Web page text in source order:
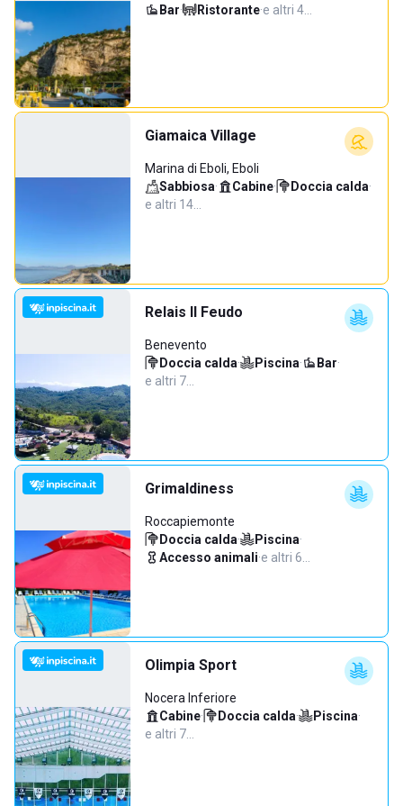
Bar· Ristorante·e altri 4…
Giamaica Village
Marina di Eboli, Eboli
Sabbiosa· Cabine· Doccia calda·
e altri 14…
Relais Il Feudo
Benevento
Doccia calda· Piscina· Bar·
e altri 7…
Grimaldiness
Roccapiemonte
Doccia calda· Piscina·
Accesso animali·e altri 6…
Olimpia Sport
Nocera Inferiore
Cabine· Doccia calda· Piscina·
e altri 7…